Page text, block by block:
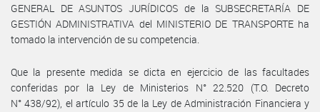
GENERAL DE ASUNTOS JURÍDICOS de la SUBSECRETARÍA DE
GESTIÓN ADMINISTRATIVA del MINISTERIO DE TRANSPORTE ha
tomado la intervención de su competencia.
Que la presente medida se dicta en ejercicio de las facultades
conferidas por la Ley de Ministerios N° 22.520 (T.O. Decreto
N° 438/92), el artículo 35 de la Ley de Administración Financiera y